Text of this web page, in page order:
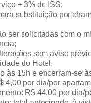
+ 3% de ISS;
substituição por
ser solicitadas com o
sem aviso
do Hotel;
às 15h e encerram-se
4,00 por dia/por
R$ 44,00 por dia/